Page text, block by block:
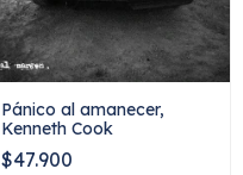
Pánico al amanecer,
Kenneth Cook
$47.900